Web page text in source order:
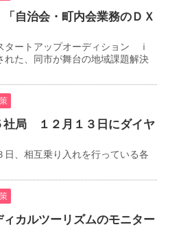
自治会・町内会業務のＤＸ
ートアップオーディション ｉ
た、同市が舞台の地域課題解決
社局 １２月１３日にダイヤ
、相互乗り入れを行っている各
カルツーリズムのモニター